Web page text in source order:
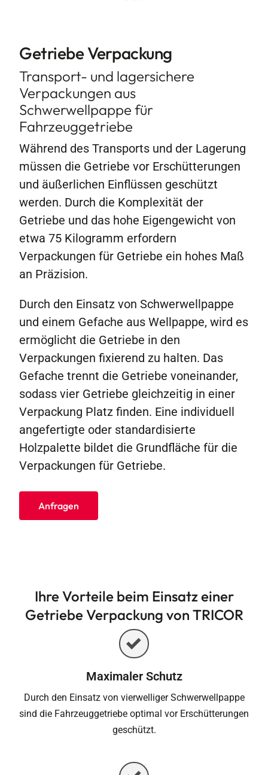
Getriebe Verpackung
Transport- und lagersichere
Verpackungen aus
Schwerwellpappe für
Fahrzeuggetriebe
Während des Transports und der Lagerung
müssen die Getriebe vor Erschütterungen
und äußerlichen Einflüssen geschützt
werden. Durch die Komplexität der
Getriebe und das hohe Eigengewicht von
etwa 75 Kilogramm erfordern
Verpackungen für Getriebe ein hohes Maß
an Präzision.
Durch den Einsatz von Schwerwellpappe
und einem Gefache aus Wellpappe, wird es
ermöglicht die Getriebe in den
Verpackungen fixierend zu halten. Das
Gefache trennt die Getriebe voneinander,
sodass vier Getriebe gleichzeitig in einer
Verpackung Platz finden. Eine individuell
angefertigte oder standardisierte
Holzpalette bildet die Grundfläche für die
Verpackungen für Getriebe.
Anfragen
Ihre Vorteile beim Einsatz einer
Getriebe Verpackung von TRICOR
Maximaler Schutz
Durch den Einsatz von vierwelliger Schwerwellpappe
sind die Fahrzeuggetriebe optimal vor Erschütterungen
geschützt.